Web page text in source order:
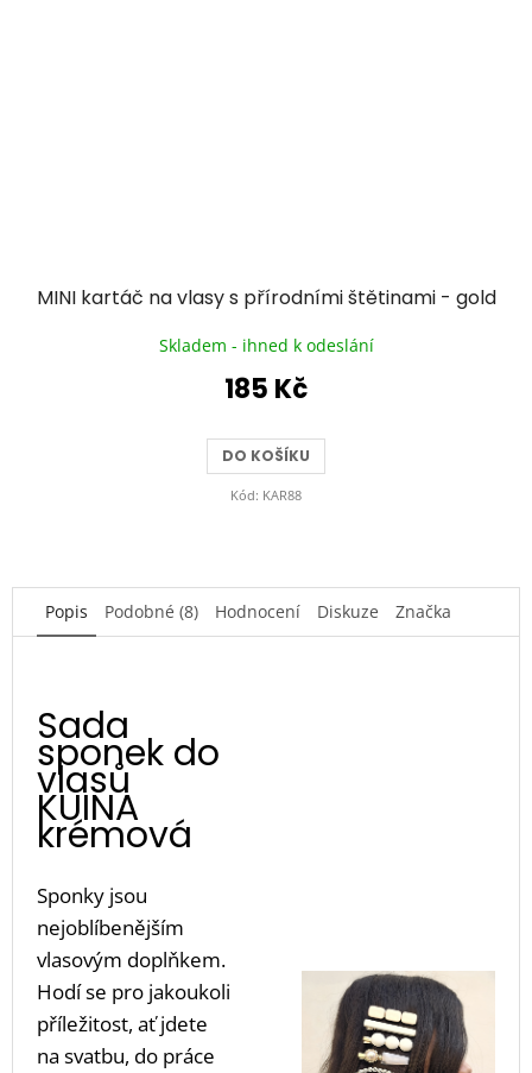
MINI kartáč na vlasy s přírodními štětinami - gold
Skladem - ihned k odeslání
185 Kč
DO KOŠÍKU
Kód: KAR88
Popis Podobné (8) Hodnocení Diskuze Značka
Sada
sponek do
vlasů
KUINA
krémová
Sponky jsou
nejoblíbenějším
vlasovým doplňkem.
Hodí se pro jakoukoli
příležitost, ať jdete
na svatbu, do práce